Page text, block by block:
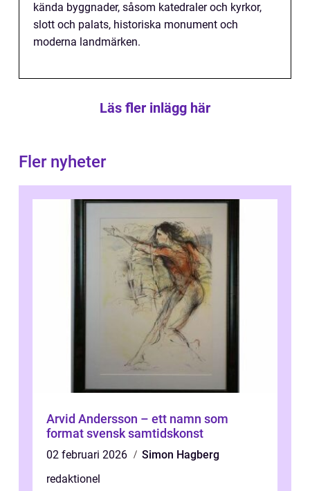
kända byggnader, såsom katedraler och kyrkor,
slott och palats, historiska monument och
moderna landmärken.
Läs fler inlägg här
Fler nyheter
Arvid Andersson – ett namn som
format svensk samtidskonst
02 februari 2026
Simon Hagberg
redaktionel